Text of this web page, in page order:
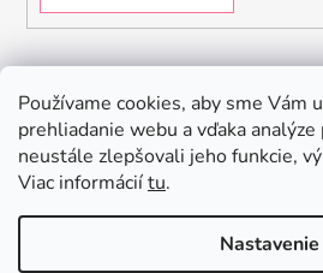
Používame cookies, aby sme Vám
prehliadanie webu a vďaka
neustále zlepšovali jeho funkcie,
Viac informáciítu.
Nastavenie
Instagram